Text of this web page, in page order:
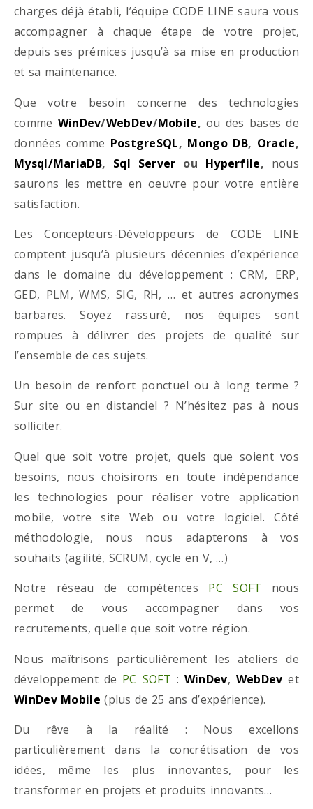
charges déjà établi, l’équipe CODE LINE saura vous
accompagner à chaque étape de votre projet,
depuis ses prémices jusqu’à sa mise en production
et sa maintenance.
Que votre besoin concerne des technologies
comme WinDev/WebDev/Mobile, ou des bases de
données comme PostgreSQL, Mongo DB, Oracle,
Mysql/MariaDB, Sql Server ou Hyperfile, nous
saurons les mettre en oeuvre pour votre entière
satisfaction.
Les Concepteurs-Développeurs de CODE LINE
comptent jusqu’à plusieurs décennies d’expérience
dans le domaine du développement : CRM, ERP,
GED, PLM, WMS, SIG, RH, … et autres acronymes
barbares. Soyez rassuré, nos équipes sont
rompues à délivrer des projets de qualité sur
l’ensemble de ces sujets.
Un besoin de renfort ponctuel ou à long terme ?
Sur site ou en distanciel ? N’hésitez pas à nous
solliciter.
Quel que soit votre projet, quels que soient vos
besoins, nous choisirons en toute indépendance
les technologies pour réaliser votre application
mobile, votre site Web ou votre logiciel. Côté
méthodologie, nous nous adapterons à vos
souhaits (agilité, SCRUM, cycle en V, …)
Notre réseau de compétences PC SOFT nous
permet de vous accompagner dans vos
recrutements, quelle que soit votre région.
Nous maîtrisons particulièrement les ateliers de
développement de PC SOFT : WinDev, WebDev et
WinDev Mobile (plus de 25 ans d’expérience).
Du rêve à la réalité : Nous excellons
particulièrement dans la concrétisation de vos
idées, même les plus innovantes, pour les
transformer en projets et produits innovants…